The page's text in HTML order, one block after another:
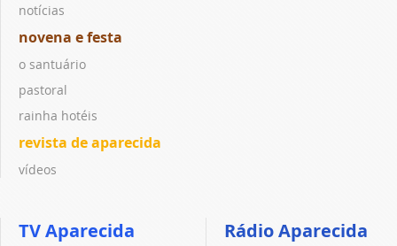
notícias
novena e festa
o santuário
pastoral
rainha hotéis
revista de aparecida
vídeos
TV Aparecida Rádio Aparecida